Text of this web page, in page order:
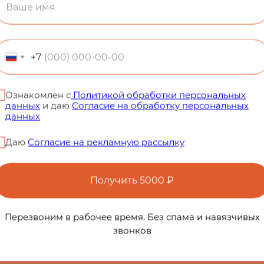
вопросы
+7
Ознакомлен с Политикой обработки персональных
данных и даю Согласие на обработку персональных
данных
Даю Согласие на рекламную рассылку
Получить 5000 ₽
Перезвоним в рабочее время. Без спама и навязчивых
звонков